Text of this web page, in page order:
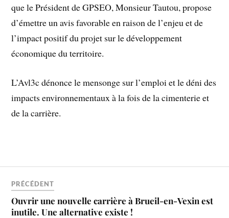
que le Président de GPSEO, Monsieur Tautou, propose
d’émettre un avis favorable en raison de l’enjeu et de
l’impact positif du projet sur le développement
économique du territoire.
L’Avl3c dénonce le mensonge sur l’emploi et le déni des
impacts environnementaux à la fois de la cimenterie et
de la carrière.
PRÉCÉDENT
Ouvrir une nouvelle carrière à Brueil-­en-­Vexin est
inutile. Une alternative existe !